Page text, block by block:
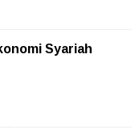
Syariah